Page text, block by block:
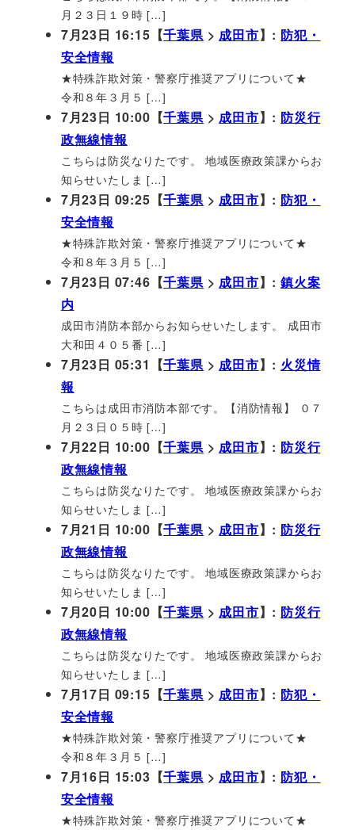
月２３日１９時 […]
7月23日 16:15【千葉県>成田市】: 防犯・
安全情報
★特殊詐欺対策・警察庁推奨アプリについて★
令和８年３月５ […]
7月23日 10:00【千葉県>成田市】: 防災行
政無線情報
こちらは防災なりたです。 地域医療政策課からお
知らせいたしま […]
7月23日 09:25【千葉県>成田市】: 防犯・
安全情報
★特殊詐欺対策・警察庁推奨アプリについて★
令和８年３月５ […]
7月23日 07:46【千葉県>成田市】:鎮火案
内
成田市消防本部からお知らせいたします。 成田市
大和田４０５番 […]
7月23日 05:31【千葉県>成田市】: 火災情
報
こちらは成田市消防本部です。【消防情報】 ０７
月２３日０５時 […]
7月22日 10:00【千葉県>成田市】: 防災行
政無線情報
こちらは防災なりたです。 地域医療政策課からお
知らせいたしま […]
7月21日 10:00【千葉県>成田市】: 防災行
政無線情報
こちらは防災なりたです。 地域医療政策課からお
知らせいたしま […]
7月20日 10:00【千葉県>成田市】: 防災行
政無線情報
こちらは防災なりたです。 地域医療政策課からお
知らせいたしま […]
7月17日 09:15【千葉県>成田市】: 防犯・
安全情報
★特殊詐欺対策・警察庁推奨アプリについて★
令和８年３月５ […]
7月16日 15:03【千葉県>成田市】: 防犯・
安全情報
★特殊詐欺対策・警察庁推奨アプリについて★